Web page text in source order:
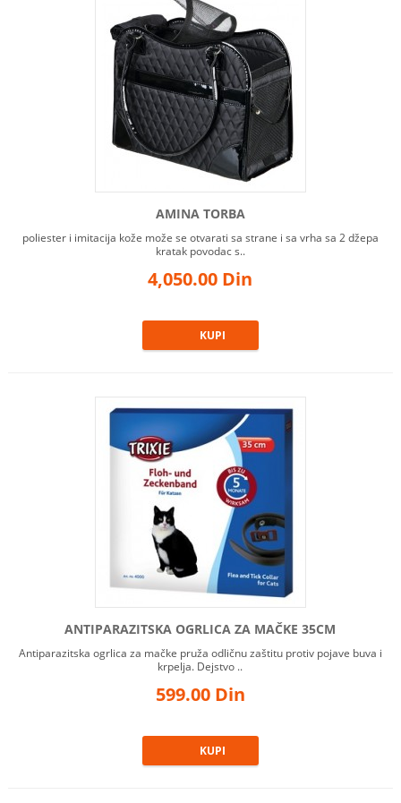
AMINA TORBA
poliester i imitacija kože može se otvarati sa strane i sa vrha sa 2 džepa
kratak povodac s..
4,050.00 Din
ANTIPARAZITSKA OGRLICA ZA MAČKE 35CM
Antiparazitska ogrlica za mačke pruža odličnu zaštitu protiv pojave buva i
krpelja. Dejstvo ..
599.00 Din